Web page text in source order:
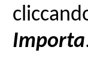
Importa